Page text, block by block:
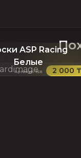
2 000 ₸
ASP Racing
Белые
Артикул:158